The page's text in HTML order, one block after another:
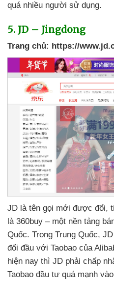
quá nhiều người sử dụng.
5. JD – Jingdong
Trang chủ: https://
JD là tên gọi mới được đổi,
là 360buy – một nền tảng
Quốc. Trong Trung Quốc,
đối đầu với Taobao của
hiện nay thì JD phải chấp
Taobao đầu tư quá mạnh